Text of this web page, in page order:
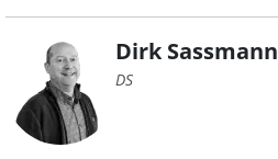
Dirk Sassmann
DS